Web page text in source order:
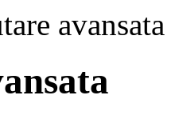
avansata